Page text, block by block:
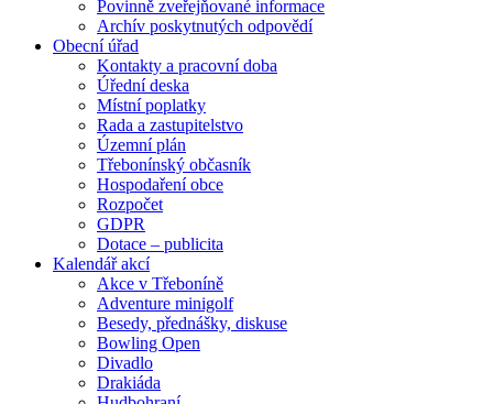
Povinně zveřejňované informace
Archív poskytnutých odpovědí
Obecní úřad
Kontakty a pracovní doba
Úřední deska
Místní poplatky
Rada a zastupitelstvo
Územní plán
Třebonínský občasník
Hospodaření obce
Rozpočet
GDPR
Dotace – publicita
Kalendář akcí
Akce v Třeboníně
Adventure minigolf
Besedy, přednášky, diskuse
Bowling Open
Divadlo
Drakiáda